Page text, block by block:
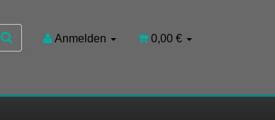
Anmelden 0,00 €